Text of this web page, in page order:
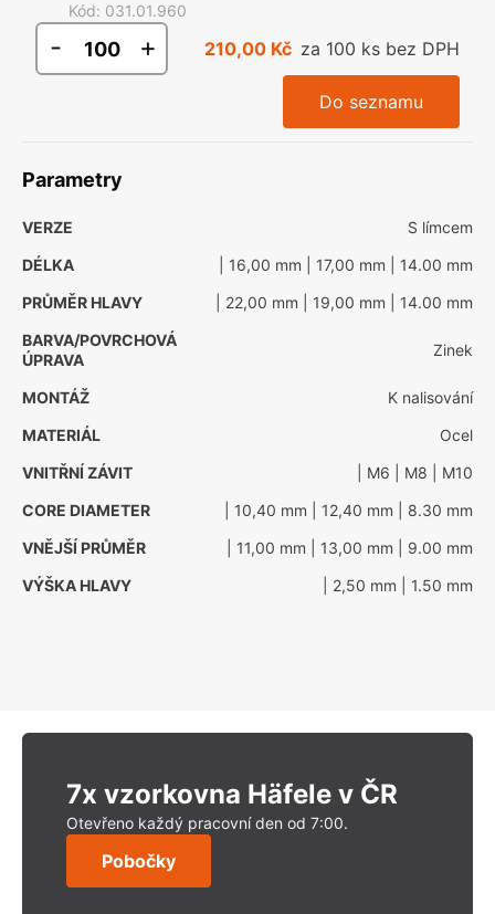
Kód: 031.01.960
- + 210,00 Kč za 100 ks bez DPH
Do seznamu
Parametry
VERZE
S límcem
DÉLKA
| 16,00 mm | 17,00 mm | 14.00 mm
PRŮMĚR HLAVY
| 22,00 mm | 19,00 mm | 14.00 mm
BARVA/POVRCHOVÁ
ÚPRAVA
Zinek
MONTÁŽ
K nalisování
MATERIÁL
Ocel
VNITŘNÍ ZÁVIT
| M6 | M8 | M10
CORE DIAMETER
| 10,40 mm | 12,40 mm | 8.30 mm
VNĚJŠÍ PRŮMĚR
| 11,00 mm | 13,00 mm | 9.00 mm
VÝŠKA HLAVY
| 2,50 mm | 1.50 mm
7x vzorkovna Häfele v ČR
Otevřeno každý pracovní den od 7:00.
Pobočky